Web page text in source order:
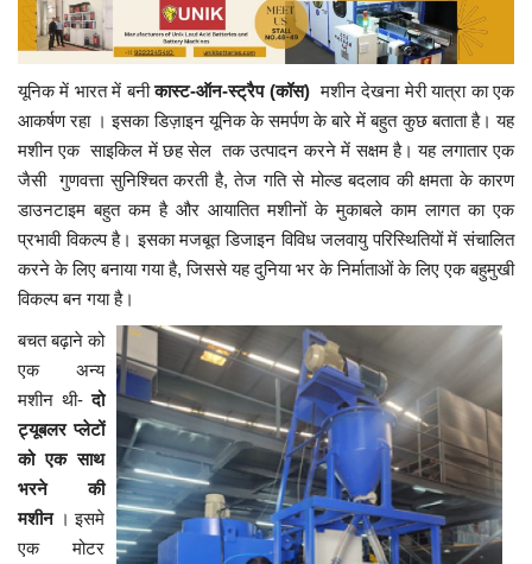
यूनिक में भारत में बनीकास्ट-ऑन-स्ट्रैप (कॉस) मशीन देखना मेरी यात्रा का एक
आकर्षण रहा । इसका डिज़ाइन यूनिक के समर्पण के बारे में बहुत कुछ बताता है। यह
मशीन एक साइकिल में छह सेल तक उत्पादन करने में सक्षम है। यह लगातार एक
जैसी गुणवत्ता सुनिश्चित करती है,तेज गति से मोल्ड बदलाव की क्षमता के कारण
डाउनटाइम बहुत कम है और आयातित मशीनों के मुकाबले काम लागत का एक
प्रभावी विकल्प है। इसका मजबूत डिजाइन विविध जलवायु परिस्थितियों में संचालित
करने के लिए बनाया गया है,जिससे यह दुनिया भर के निर्माताओं के लिए एक बहुमुखी
विकल्प बन गया है।
बचत बढ़ाने को
एक अन्य
मशीन थी-दो
ट्यूबलर प्लेटों
को एक साथ
भरने की
मशीन। इसमे
एक मोटर